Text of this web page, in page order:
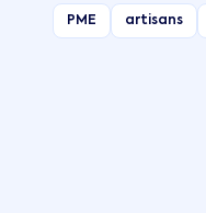
PME artisans